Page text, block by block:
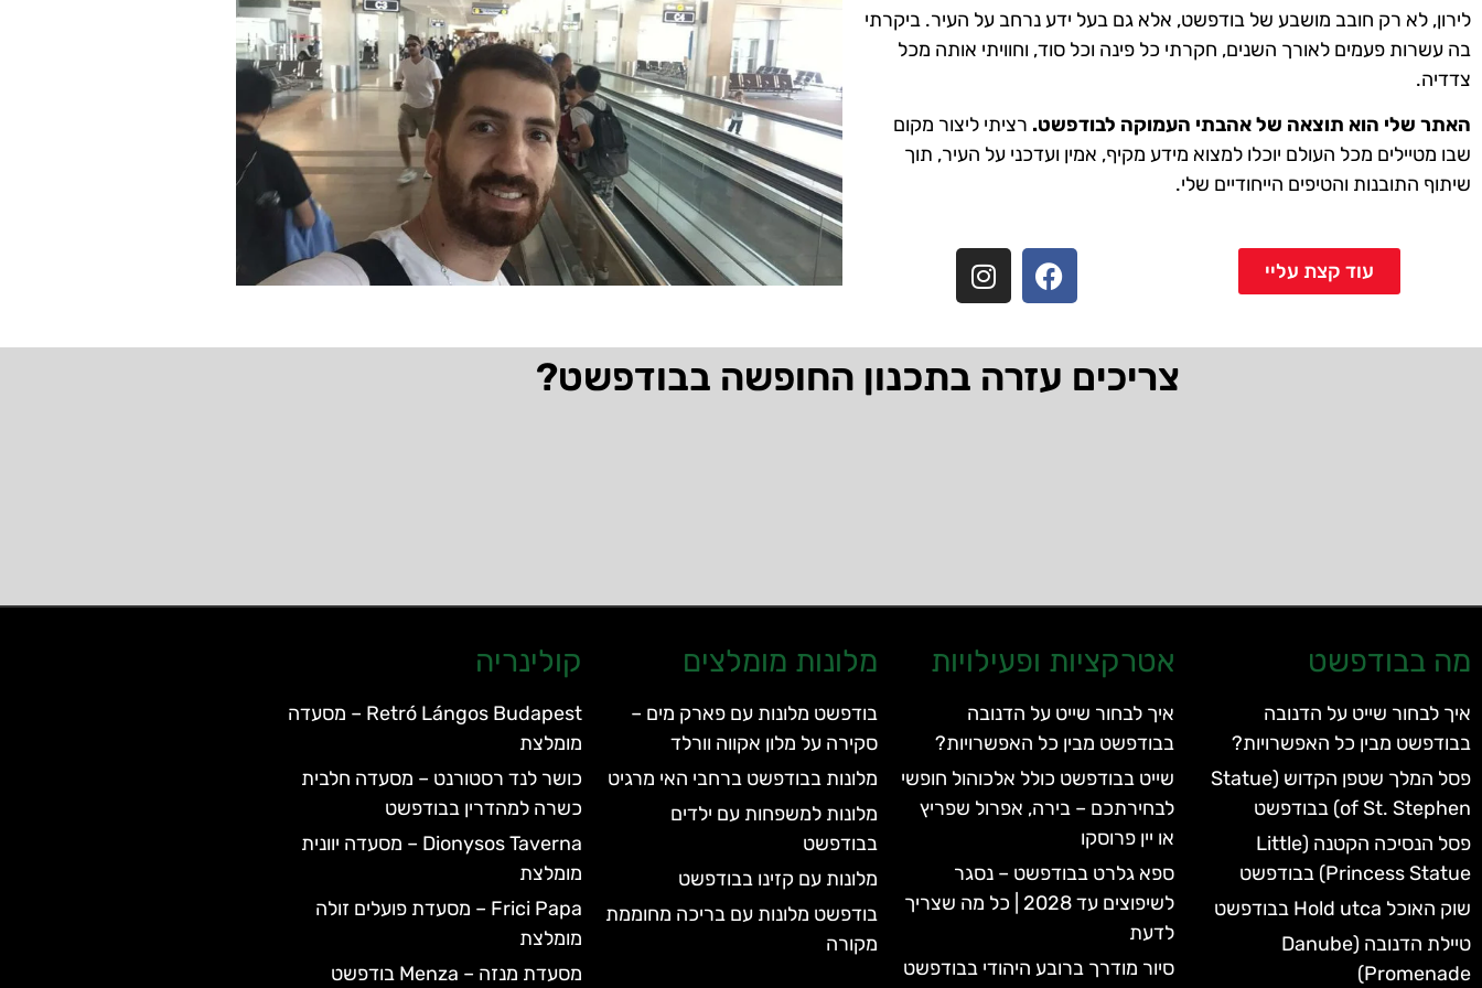
לירון, לא רק חובב מושבע של בודפשט, אלא גם בעל ידע נרחב על העיר. ביקרתי
בה עשרות פעמים לאורך השנים, חקרתי כל פינה וכל סוד, וחוויתי אותה מכל
צדדיה.
האתר שלי הוא תוצאה של אהבתי העמוקה לבודפשט. רציתי ליצור מקום
שבו מטיילים מכל העולם יוכלו למצוא מידע מקיף, אמין ועדכני על העיר, תוך
שיתוף התובנות והטיפים הייחודיים שלי.
עוד קצת עליי
צריכים עזרה בתכנון החופשה בבודפשט?
מה בבודפשט
איך לבחור שייט על הדנובה
בבודפשט מבין כל האפשרויות?
פסל המלך שטפן הקדוש (Statue
of St. Stephen) בבודפשט
פסל הנסיכה הקטנה (Little
Princess Statue) בבודפשט
שוק האוכל Hold utca בבודפשט
טיילת הדנובה (Danube
Promenade)
אטרקציות ופעילויות
איך לבחור שייט על הדנובה
בבודפשט מבין כל האפשרויות?
שייט בבודפשט כולל אלכוהול חופשי
לבחירתכם – בירה, אפרול שפריץ
או יין פרוסקו
ספא גלרט בבודפשט – נסגר
לשיפוצים עד 2028 | כל מה שצריך
לדעת
סיור מודרך ברובע היהודי בבודפשט
מלונות מומלצים
בודפשט מלונות עם פארק מים –
סקירה על מלון אקווה וורלד
מלונות בבודפשט ברחבי האי מרגיט
מלונות למשפחות עם ילדים
בבודפשט
מלונות עם קזינו בבודפשט
בודפשט מלונות עם בריכה מחוממת
מקורה
קולינריה
Retró Lángos Budapest – מסעדה
מומלצת
כושר לנד רסטורנט – מסעדה חלבית
כשרה למהדרין בבודפשט
Dionysos Taverna – מסעדה יוונית
מומלצת
Frici Papa – מסעדת פועלים זולה
מומלצת
מסעדת מנזה – Menza בודפשט